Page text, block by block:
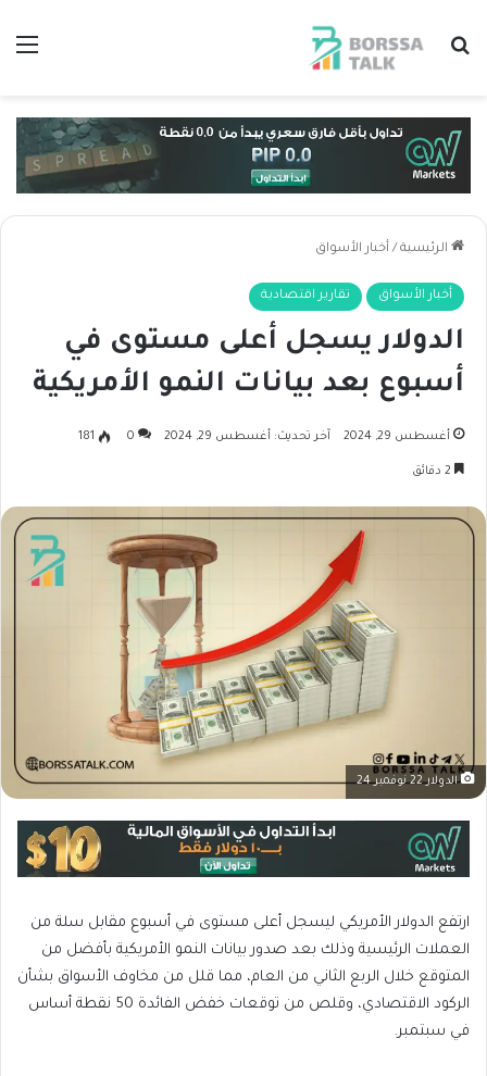
بحث عن
الرئيسية / أخبار الأسواق
أخبار الأسواق تقارير اقتصادية
الدولار يسجل أعلى مستوى في
أسبوع بعد بيانات النمو الأمريكية
أغسطس 29, 2024 آخر تحديث: أغسطس 29, 2024 0
181
الدولار 22 نوفمبر 24
ارتفع الدولار الأمريكي ليسجل أعلى مستوى في أسبوع مقابل سلة من
العملات الرئيسية وذلك بعد صدور بيانات النمو الأمريكية بأفضل من
المتوقع خلال الربع الثاني من العام، مما قلل من مخاوف الأسواق بشأن
الركود الاقتصادي، وقلص من توقعات خفض الفائدة 50 نقطة أساس
في سبتمبر.